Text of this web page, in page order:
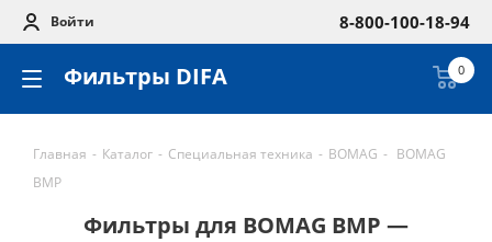
Войти 8-800-100-18-94
Фильтры DIFA 0
Главная - Каталог - Специальная техника - BOMAG - BOMAG
BMP
Фильтры для BOMAG BMP —